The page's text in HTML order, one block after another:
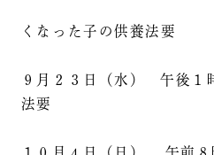
幼く
くなった子の供養法要
９月２３日（水） 午後
法要